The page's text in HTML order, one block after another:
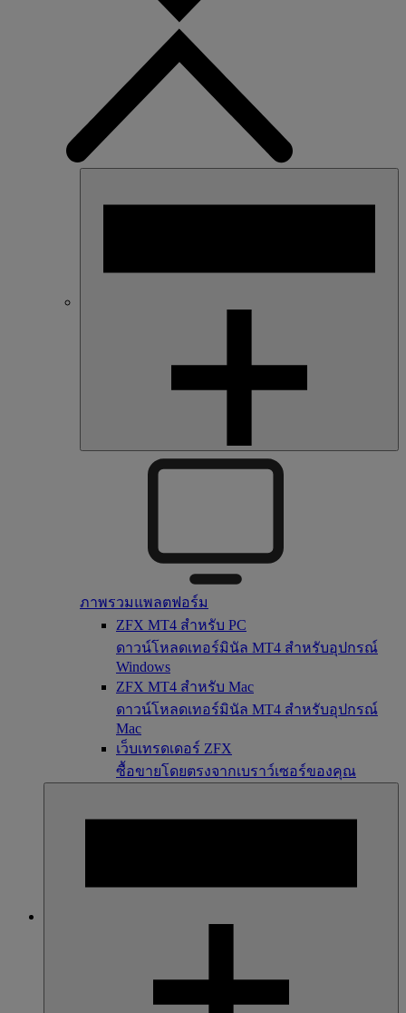
ภาพรวมแพลตฟอร์ม
ZFX MT4 สำหรับ PC
ดาวน์โหลดเทอร์มินัล MT4 สำหรับอุปกรณ์
Windows
ZFX MT4 สำหรับ Mac
ดาวน์โหลดเทอร์มินัล MT4 สำหรับอุปกรณ์
Mac
เว็บเทรดเดอร์ ZFX
ซื้อขายโดยตรงจากเบราว์เซอร์ของคุณ